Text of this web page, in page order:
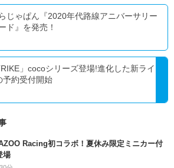
じゃぱん『2020年代路線アニバーサリー
ド』を発売！
」cocoシリーズ登場!進化した新ライ
予約受付開始
Racing初コラボ！夏休み限定ミニカー付
場